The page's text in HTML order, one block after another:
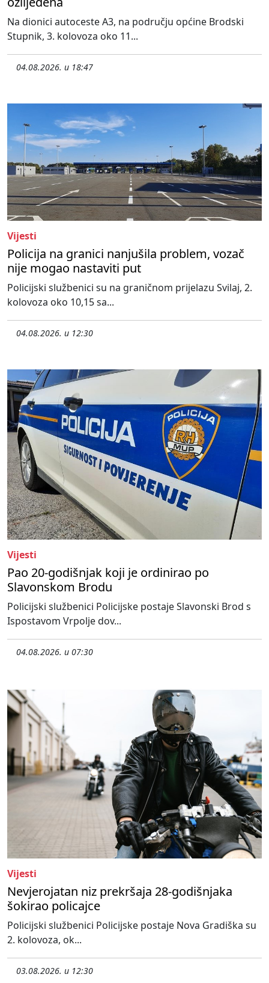
Na dionici autoceste A3, na području općine Brodski
Stupnik, 3. kolovoza oko 11...
04.08.2026. u 18:47
Vijesti
Policija na granici nanjušila problem, vozač
nije mogao nastaviti put
Policijski službenici su na graničnom prijelazu Svilaj, 2.
kolovoza oko 10,15 sa...
04.08.2026. u 12:30
Vijesti
Pao 20-godišnjak koji je ordinirao po
Slavonskom Brodu
Policijski službenici Policijske postaje Slavonski Brod s
Ispostavom Vrpolje dov...
04.08.2026. u 07:30
Vijesti
Nevjerojatan niz prekršaja 28-godišnjaka
šokirao policajce
Policijski službenici Policijske postaje Nova Gradiška su
2. kolovoza, ok...
03.08.2026. u 12:30